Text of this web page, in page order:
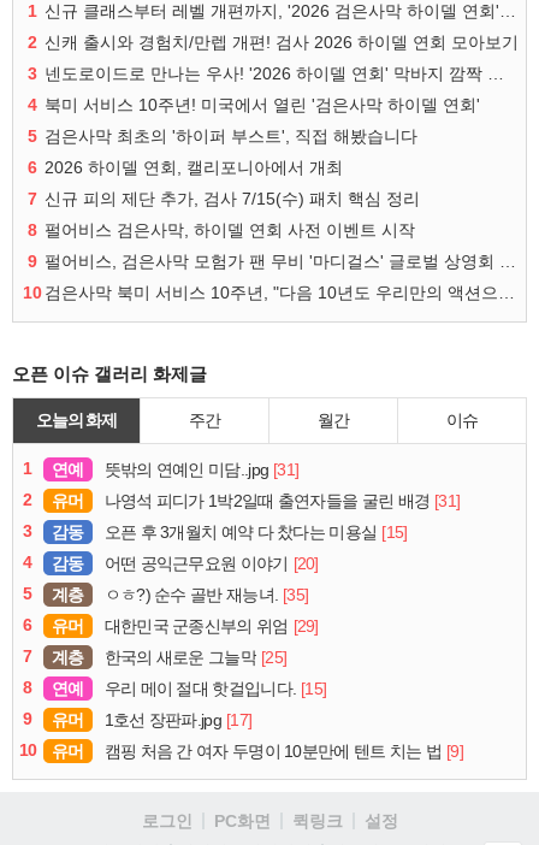
1
2 신캐 출시와 경험치/만렙 개편! 검사 2026 하이델 연회 모아보기
3
4 북미 서비스 10주년! 미국에서 열린 '검은사막 하이델 연회'
5 검은사막 최초의 '하이퍼 부스트', 직접 해봤습니다
6 2026 하이델 연회, 캘리포니아에서 개최
7 신규 피의 제단 추가, 검사 7/15(수) 패치 핵심 정리
8 펄어비스 검은사막, 하이델 연회 사전 이벤트 시작
9
10
오픈 이슈 갤러리 화제글
오늘의 화제 주간 월간 이슈
1 연예 뜻밖의 연예인 미담..jpg [31]
2
유머 나영석 피디가 1박2일때 출연자들을 굴린 배경 [31]
3
감동 오픈 후 3개월치 예약 다 찼다는 미용실 [15]
4
감동 어떤 공익근무요원 이야기 [20]
5
계층 ㅇㅎ?) 순수 골반 재능녀. [35]
6
유머 대한민국 군종신부의 위엄 [29]
7
계층 한국의 새로운 그늘막 [25]
8
연예 우리 메이 절대 핫걸입니다. [15]
9
유머 1호선 장판파.jpg [17]
10
유머 캠핑 처음 간 여자 두명이 10분만에 텐트 치는 법 [9]
로그인 PC화면 퀵링크
설정